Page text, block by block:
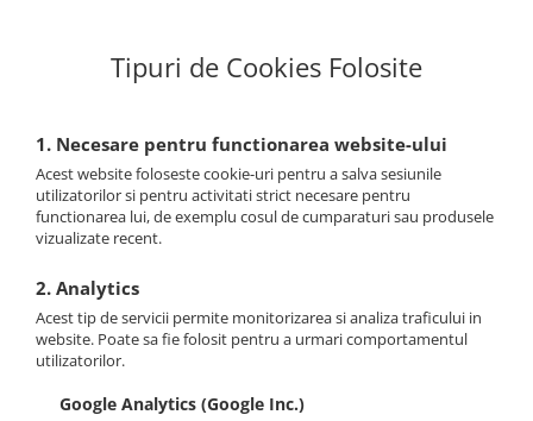
Tipuri de Cookies Folosite
1. Necesare pentru functionarea website-ului
Acest website foloseste cookie-uri pentru a salva sesiunile
utilizatorilor si pentru activitati strict necesare pentru
functionarea lui, de exemplu cosul de cumparaturi sau produsele
vizualizate recent.
2. Analytics
Acest tip de servicii permite monitorizarea si analiza traficului in
website. Poate sa fie folosit pentru a urmari comportamentul
utilizatorilor.
Google Analytics (Google Inc.)